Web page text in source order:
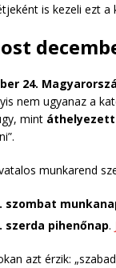
is kezeli ezt a
24.
nem ugyanaz a
mint áthelyezett
munkarend
szombat
szerda pihenőnap.
azt érzik: